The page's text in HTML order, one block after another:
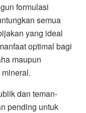
formulasi
semua
yang ideal
optimal bagi
maupun
dan teman-
pending untuk